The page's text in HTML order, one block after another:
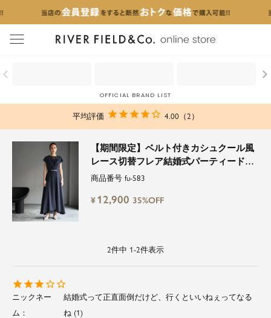
menu
OFFICIAL BRAND LIST
【期間限定】ベルト付きカシュクール風
レース切替フレア結婚式パーティードレ
ス
商品番号 fu-583
¥12,900 35%OFF
4.00 2
2件中 1-2件表示
結婚式って正直面倒だけど、行くといいねぇってなる
ね 1